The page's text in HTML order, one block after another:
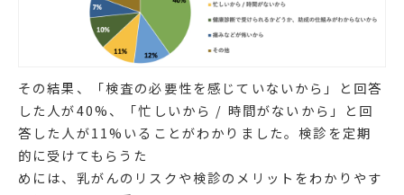
その結果、「検査の必要性を感じていないから」と回答
した人が40%、「忙しいから / 時間がないから」と回
答した人が11%いることがわかりました。検診を定期
的に受けてもらうた
めには、乳がんのリスクや検診のメリットをわかりやす